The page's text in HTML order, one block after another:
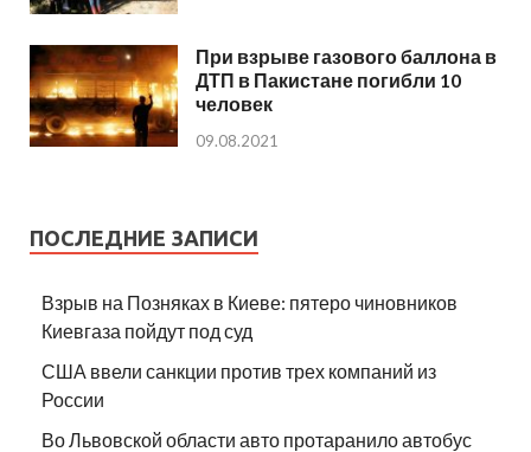
При взрыве газового баллона в
ДТП в Пакистане погибли 10
человек
09.08.2021
ПОСЛЕДНИЕ ЗАПИСИ
Взрыв на Позняках в Киеве: пятеро чиновников
Киевгаза пойдут под суд
США ввели санкции против трех компаний из
России
Во Львовской области авто протаранило автобус